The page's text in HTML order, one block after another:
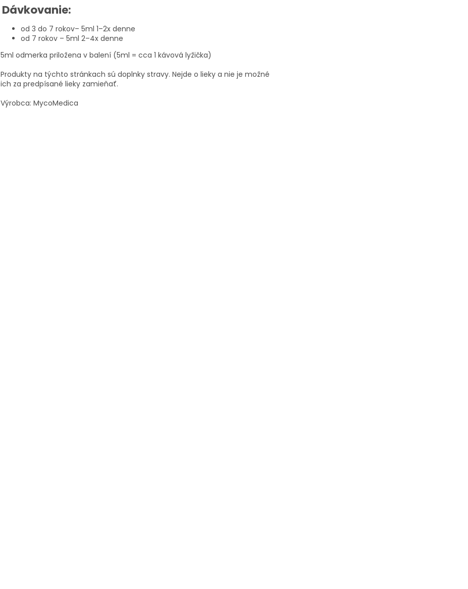
Dávkovanie:
od 3 do 7 rokov– 5ml 1–2x denne
od 7 rokov – 5ml 2–4x denne
5ml odmerka priložena v balení (5ml = cca 1 kávová lyžička)
Produkty na týchto stránkach sú doplnky stravy. Nejde o lieky a nie je možné
ich za predpísané lieky zamieňať.
Výrobca: MycoMedica